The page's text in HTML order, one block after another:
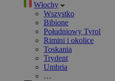
Włochy
Wszystko
Bibione
Południowy Tyrol
Rimini i okolice
Toskania
Trydent
Umbria
…